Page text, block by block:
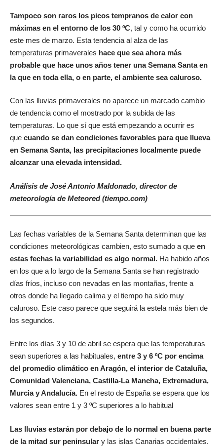
Tampoco son raros los picos tempranos de calor con
máximas en el entorno de los 30 ºC, tal y como ha ocurrido
este mes de marzo. Esta tendencia al alza de las
temperaturas primaverales hace que sea ahora más
probable que hace unos años tener una Semana Santa en
la que en toda ella, o en parte, el ambiente sea caluroso.
Con las lluvias primaverales no aparece un marcado cambio
de tendencia como el mostrado por la subida de las
temperaturas. Lo que sí que está empezando a ocurrir es
que cuando se dan condiciones favorables para que llueva
en Semana Santa, las precipitaciones localmente puede
alcanzar una elevada intensidad.
Análisis de José Antonio Maldonado, director de
meteorología de Meteored (tiempo.com)
Las fechas variables de la Semana Santa determinan que las
condiciones meteorológicas cambien, esto sumado a que en
estas fechas la variabilidad es algo normal. Ha habido años
en los que a lo largo de la Semana Santa se han registrado
días fríos, incluso con nevadas en las montañas, frente a
otros donde ha llegado calima y el tiempo ha sido muy
caluroso. Este caso parece que seguirá la estela más bien de
los segundos.
Entre los días 3 y 10 de abril se espera que las temperaturas
sean superiores a las habituales, entre 3 y 6 ºC por encima
del promedio climático en Aragón, el interior de Cataluña,
Comunidad Valenciana, Castilla-La Mancha, Extremadura,
Murcia y Andalucía. En el resto de España se espera que los
valores sean entre 1 y 3 ºC superiores a lo habitual
Las lluvias estarán por debajo de lo normal en buena parte
de la mitad sur peninsular y las islas Canarias occidentales.